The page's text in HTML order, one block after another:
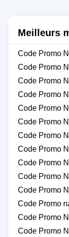
Meilleurs
Code Promo
Code Promo
Code Promo
Code Promo
Code Promo
Code Promo
Code Promo
Code Promo
Code Promo
Code Promo
Code Promo
Code Promo
Code Promo
Code Promo